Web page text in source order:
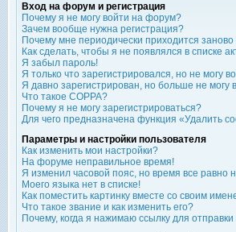
Вход на форум и регистрация
Почему я не могу войти на форум?
Зачем вообще нужна регистрация?
Почему мне периодически приходится
Как сделать, чтобы я не появлялся в списке
Я забыл пароль!
Я только что зарегистрировался, но не могу
Я давно зарегистрирован, но больше не могу
Что такое COPPA?
Почему я не могу зарегистрироваться?
Для чего предназначена функция «Удалить
Параметры и настройки пользователя
Как изменить мои настройки?
На форуме неправильное время!
Я изменил часовой пояс, но время все равно
Моего языка нет в списке!
Как поместить картинку вместе со своим
Что такое звание и как изменить его?
Почему, когда я нажимаю ссылку для